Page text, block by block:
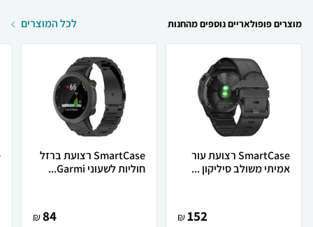
מוצרים פופולאריים נוספים מהחנות לכל המוצרים
SmartCase רצועת עור
אמיתי משולב סיליקון ...
152
₪
SmartCase רצועת ברזל
חוליות לשעוני Garmi...
84
₪